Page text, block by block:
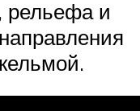
рельефа и